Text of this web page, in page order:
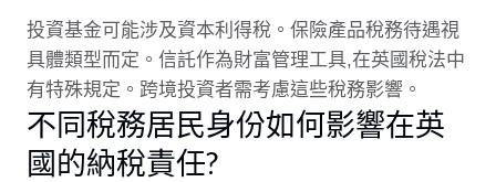
投資基金可能涉及資本利得稅。保險產品稅務待遇視
具體類型而定。信託作為財富管理工具,在英國稅法中
有特殊規定。跨境投資者需考慮這些稅務影響。
不同稅務居民身份如何影響在英
國的納稅責任?